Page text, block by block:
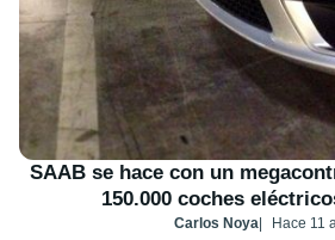
SAAB se hace con un
150.000 coches
Carlos Noya Hace 11